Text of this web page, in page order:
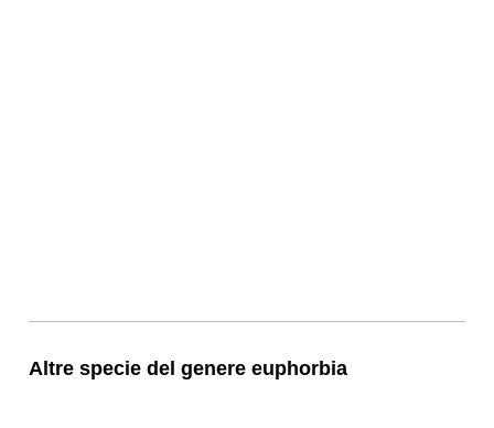
Altre specie del genere euphorbia